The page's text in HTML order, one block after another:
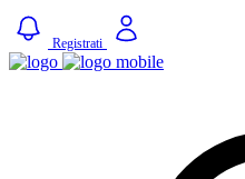
Registrati